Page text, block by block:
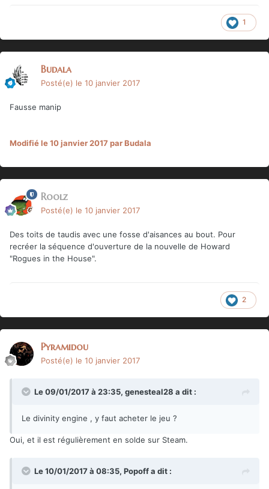
1
Budala
Posté(e) le 10 janvier 2017
Fausse manip
Modifiéle 10 janvier 2017 par Budala
Roolz
Posté(e) le 10 janvier 2017
Des toits de taudis avec une fosse d'aisances au bout. Pour
recréer la séquence d'ouverture de la nouvelle de Howard
"Rogues in the House".
2
Pyramidou
Posté(e) le 10 janvier 2017
Le 09/01/2017 à 23:35, genesteal28 a dit :
Le divinity engine , y faut acheter le jeu ?
Oui, et il est régulièrement en solde sur Steam.
Le 10/01/2017 à 08:35, Popoffa dit :